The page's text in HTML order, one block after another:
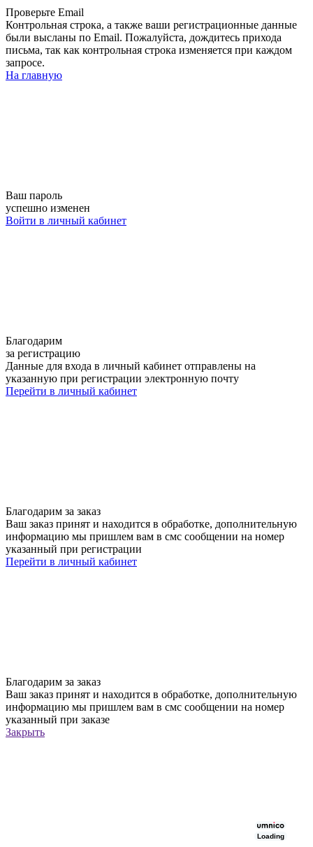
Проверьте Email
Контрольная строка, а также ваши регистрационные данные
были высланы по Email. Пожалуйста, дождитесь прихода
письма, так как контрольная строка изменяется при каждом
запросе.
На главную
Ваш пароль
успешно изменен
Войти в личный кабинет
Благодарим
за регистрацию
Данные для входа в личный кабинет отправлены на
указанную при регистрации электронную почту
Перейти в личный кабинет
Благодарим за заказ
Ваш заказ принят и находится в обработке, дополнительную
информацию мы пришлем вам в смс сообщении на номер
указанный при регистрации
Перейти в личный кабинет
Благодарим за заказ
Ваш заказ принят и находится в обработке, дополнительную
информацию мы пришлем вам в смс сообщении на номер
указанный при заказе
Закрыть
Loading